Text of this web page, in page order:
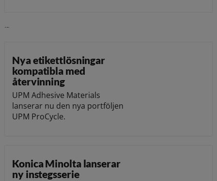
Nya etikettlösningar
kompatibla med
återvinning
UPM Adhesive Materials
lanserar nu den nya portföljen
UPM ProCycle.
Konica Minolta lanserar
ny instegsserie